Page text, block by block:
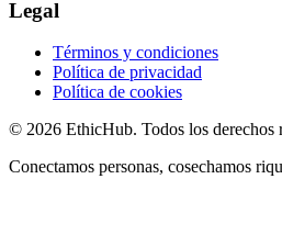
Legal
Términos y condiciones
Política de privacidad
Política de cookies
© 2026 EthicHub. Todos los derechos
Conectamos personas, cosechamos